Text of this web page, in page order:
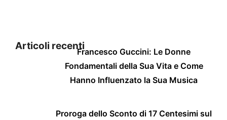
Articoli recentiFrancesco Guccini: Le Donne
Fondamentali della Sua Vita e Come
Hanno Influenzato la Sua Musica
Proroga dello Sconto di 17 Centesimi sul